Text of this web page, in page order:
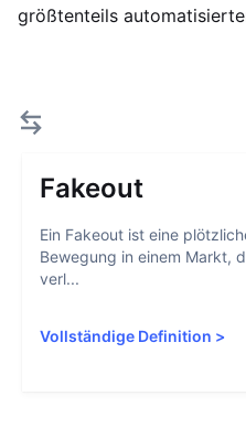
größtenteils
Fakeout
Ein Fakeout ist eine
Bewegung in einem Markt,
verl...
Vollständige Definition >